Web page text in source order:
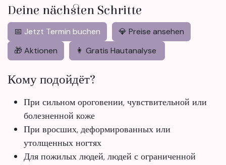
Deine nächsten Schritte
📅 Jetzt Termin buchen
💎 Preise ansehen
🎁 Aktionen
👩 Gratis Hautanalyse
Кому подойдёт?
При сильном ороговении, чувствительной или
болезненной коже
При вросших, деформированных или
утолщенных ногтях
Для пожилых людей, людей с ограниченной